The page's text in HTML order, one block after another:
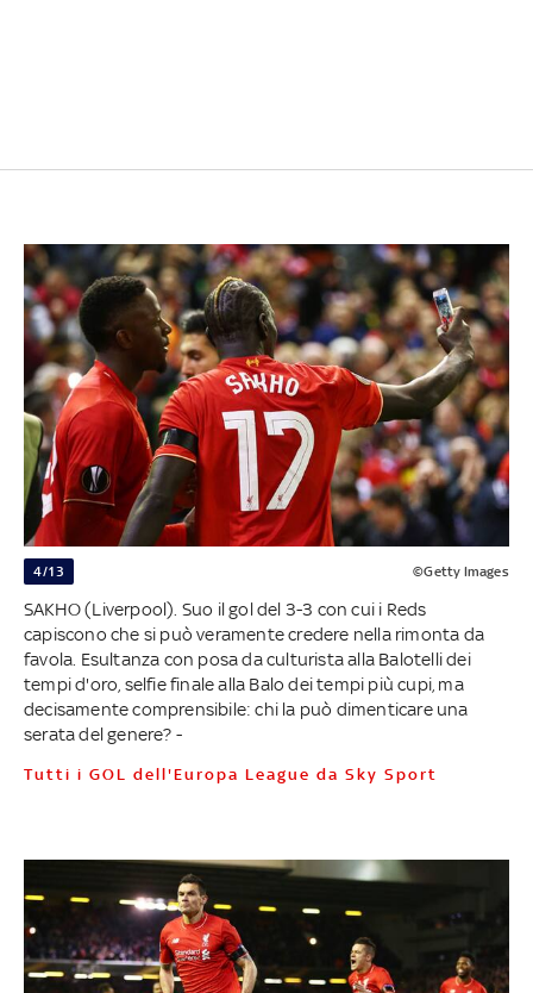
4/13 ©Getty Images
SAKHO (Liverpool). Suo il gol del 3-3 con cui i Reds
capiscono che si può veramente credere nella rimonta da
favola. Esultanza con posa da culturista alla Balotelli dei
tempi d'oro, selfie finale alla Balo dei tempi più cupi, ma
decisamente comprensibile: chi la può dimenticare una
serata del genere? -
Tutti i GOL dell'Europa League da Sky Sport